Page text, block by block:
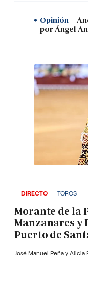
Opinión
por Ángel
DIRECTO TOROS
Morante de la
Manzanares y
Puerto de
José Manuel Peña y Alicia